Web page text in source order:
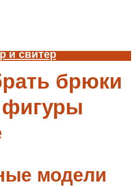
и свитер
брюки
фигуры
модели